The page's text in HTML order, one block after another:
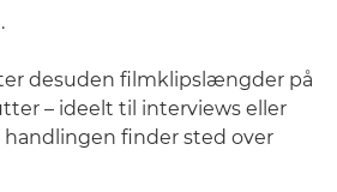
desuden filmklipslængder på
– ideelt til interviews eller
handlingen finder sted over